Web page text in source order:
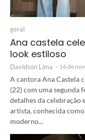
geral
Ana castela
look estiloso
Davidson Lima - 16 de
A cantora Ana Castela
(22) com uma segunda
detalhes da celebração
artista, conhecida
moderno...